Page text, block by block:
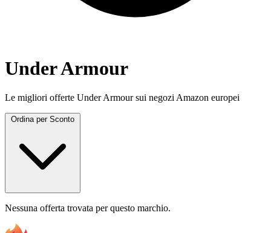
Under Armour
Le migliori offerte Under Armour sui negozi Amazon europei
Ordina per Sconto
Nessuna offerta trovata per questo marchio.